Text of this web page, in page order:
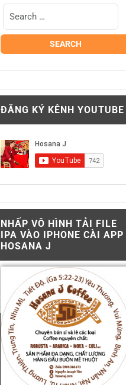
ĐĂNG KÝ KÊNH YOUTUBE
NHẤP VÔ HÌNH TẢI FILE
IPA VÀO IPHONE CÀI APP
HOSANA J